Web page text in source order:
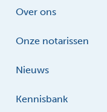
Over ons
Onze notarissen
Nieuws
Kennisbank